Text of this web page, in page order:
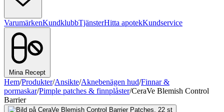
VarumärkenKundklubbTjänsterHitta apotekKundservice
Mina Recept
Hem/Produkter/Ansikte/Aknebenägen hud/Finnar &
pormaskar/Pimple patches & finnplåster/CeraVe Blemish Control
Barrier